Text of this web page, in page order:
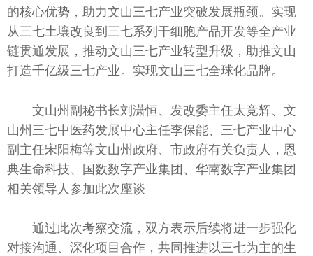
的核心优势，助力文山三七产业突破发展瓶颈。实现
从三七土壤改良到三七系列干细胞产品开发等全产业
链贯通发展，推动文山三七产业转型升级，助推文山
打造千亿级三七产业。实现文山三七全球化品牌。
文山州副秘书长刘潇恒、发改委主任太竞辉、文
山州三七中医药发展中心主任李保能、三七产业中心
副主任宋阳梅等文山州政府、市政府有关负责人，恩
典生命科技、国数数字产业集团、华南数字产业集团
相关领导人参加此次座谈
通过此次考察交流，双方表示后续将进一步强化
对接沟通、深化项目合作，共同推进以三七为主的生